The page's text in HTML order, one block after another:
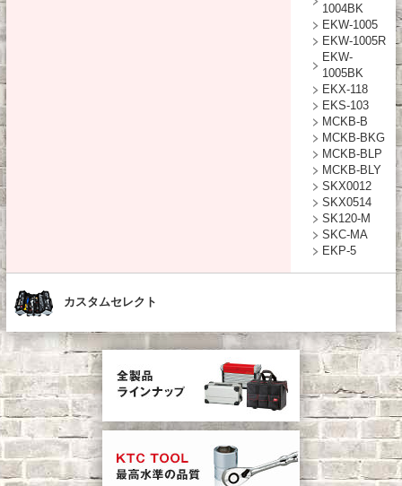
1004BK
EKW-1005
EKW-1005R
EKW-
1005BK
EKX-118
EKS-103
MCKB-B
MCKB-BKG
MCKB-BLP
MCKB-BLY
SKX0012
SKX0514
SK120-M
SKC-MA
EKP-5
カスタムセレクト